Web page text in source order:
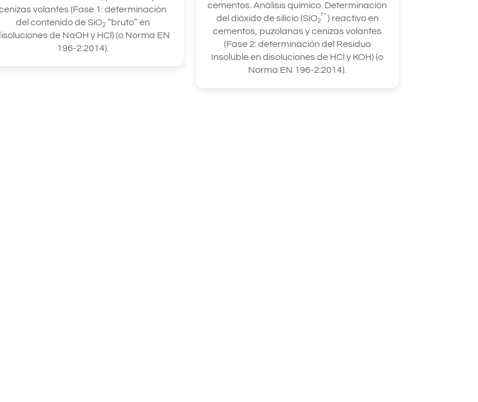
volantes (Fase 1: determinación
del contenido de SiO2“bruto” en
de NaOH y HCl) (o Norma EN
196-2:2014).
cementos. Análisis químico. Determinación
del dióxido de silicio (SiO2
r–) reactivo en
cementos, puzolanas y cenizas volantes
(Fase 2: determinación del Residuo
Insoluble en disoluciones de HCl y KOH) (o
Norma EN 196-2:2014).